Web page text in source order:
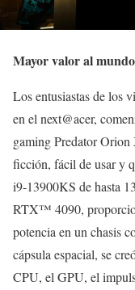
Mayor valor al
Los entusiastas de los
en el next@acer,
gaming Predator
ficción, fácil de usar y
i9-13900KS de hasta
RTX™ 4090,
potencia en un chasis
cápsula espacial, se
CPU, el GPU, el